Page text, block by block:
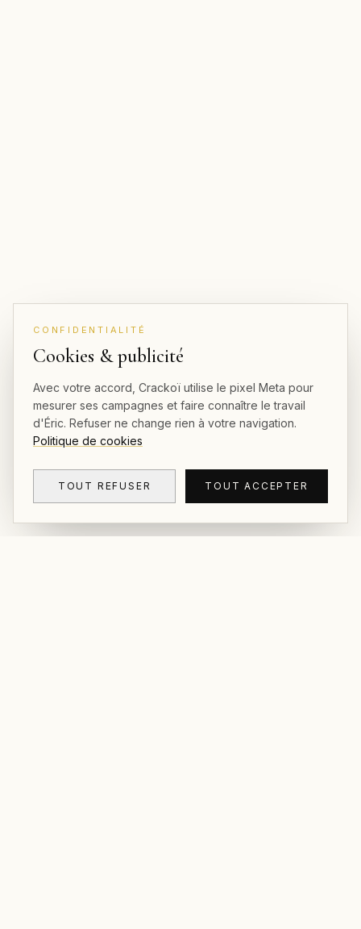
CONFIDENTIALITÉ
Cookies & publicité
Avec votre accord, Crackoï utilise le pixel Meta pour
mesurer ses campagnes et faire connaître le travail
d'Éric. Refuser ne change rien à votre navigation.
Politique de cookies
TOUT REFUSER TOUT ACCEPTER